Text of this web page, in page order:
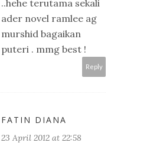
..hehe terutama sekali
ader novel ramlee ag
murshid bagaikan
puteri . mmg best !
Reply
FATIN DIANA
23 April 2012 at 22:58